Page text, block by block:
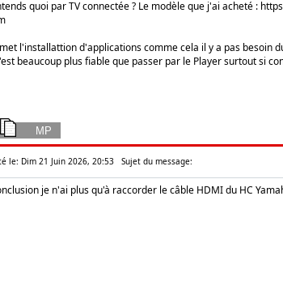
quoi par TV connectée ? Le modèle que j'ai acheté :
l'installattion d'applications comme cela il y a pas besoin
beaucoup plus fiable que passer par le Player surtout si
le: Dim 21 Juin 2026, 20:53 Sujet du message:
je n'ai plus qu'à raccorder le câble HDMI du HC